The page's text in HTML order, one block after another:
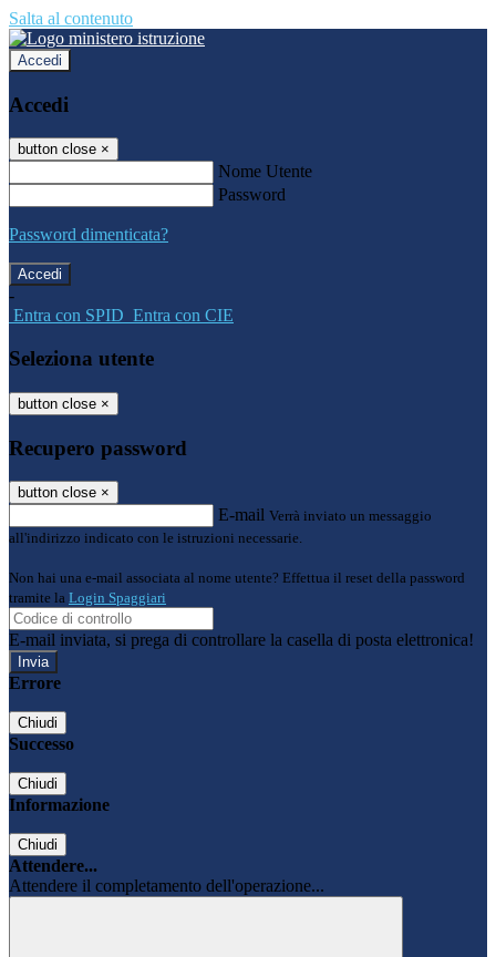
Salta al contenuto
Accedi
Accedi
button close ×
Nome Utente
Password
Password dimenticata?
-
Entra con SPID Entra con CIE
Seleziona utente
button close ×
Recupero password
button close ×
E-mail Verrà inviato un messaggio
all'indirizzo indicato con le istruzioni necessarie.
Non hai una e-mail associata al nome utente? Effettua il reset della password
tramite la Login Spaggiari
E-mail inviata, si prega di controllare la casella di posta elettronica!
Errore
Chiudi
Successo
Chiudi
Informazione
Chiudi
Attendere...
Attendere il completamento dell'operazione...